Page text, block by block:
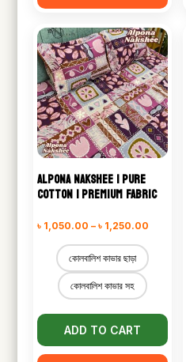
ALPONA NAKSHEE | PURE
COTTON | PREMIUM FABRIC
৳ 1,050.00 – ৳ 1,250.00
কোলবালিশ কাভার ছাড়া
কোলবালিশ কাভার সহ
ADD TO CART